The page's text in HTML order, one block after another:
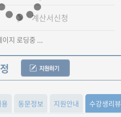
계산서신청
동문정보 지원안내 수강생리뷰
이지 로딩중 ...